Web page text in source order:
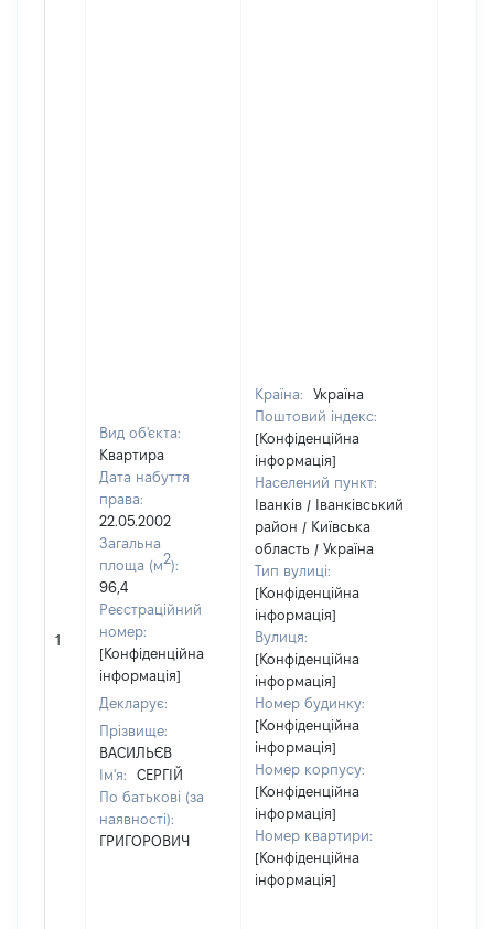
1
Вид об'єкта:
Квартира
Дата набуття
права:
22.05.2002
Загальна
площа (м2):
96,4
Реєстраційний
номер:
[Конфіденційна
інформація]
Декларує:
Прізвище:
ВАСИЛЬЄВ
Ім'я:
СЕРГІЙ
По батькові (за
наявності):
ГРИГОРОВИЧ
Країна:
Україна
Поштовий індекс:
[Конфіденційна
інформація]
Населений пункт:
Іванків / Іванківський
район / Київська
область / Україна
Тип вулиці:
[Конфіденційна
інформація]
Вулиця:
[Конфіденційна
інформація]
Номер будинку:
[Конфіденційна
інформація]
Номер корпусу:
[Конфіденційна
інформація]
Номер квартири:
[Конфіденційна
інформація]